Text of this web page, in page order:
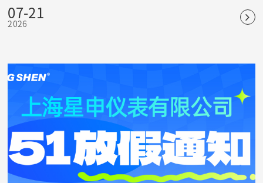
申全体员工送来夏日清凉与暖心关怀，同时深入企业生产一线调研
指导经营发展、安全生产等相关工作。
07-21
2026